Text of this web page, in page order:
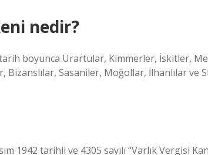
nedir?
boyunca Urartular, Kimmerler, İskitler,
Bizanslılar, Sasaniler, Moğollar, İlhanlılar ve
1942 tarihli ve 4305 sayılı “Varlık Vergisi